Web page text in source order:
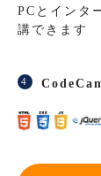
PCとインタ
講できます